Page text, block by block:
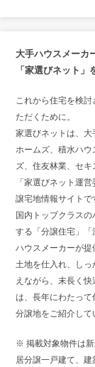
大手ハウスメーカ
「家選びネット
これから住宅を検
ただくために。
家選びネットは、
ホームズ、積水ハ
ズ、住友林業、セ
「家選びネット運
譲宅地情報サイト
国内トップクラス
する「分譲住宅」「
ハウスメーカーが
土地を仕入れ、し
えながら、末長く
は、長年にわたっ
分譲地をご紹介して
※ 掲載対象物件は
居分譲一戸建て、建